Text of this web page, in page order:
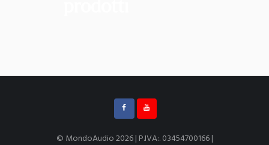
© MondoAudio 2026 | P.IVA:. 03454700166 |